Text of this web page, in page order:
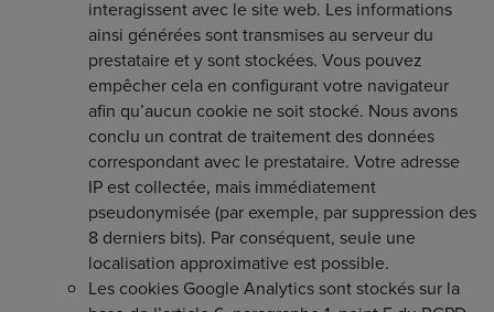
interagissent avec le site web. Les informations
ainsi générées sont transmises au serveur du
prestataire et y sont stockées. Vous pouvez
empêcher cela en configurant votre navigateur
afin qu’aucun cookie ne soit stocké. Nous avons
conclu un contrat de traitement des données
correspondant avec le prestataire. Votre adresse
IP est collectée, mais immédiatement
pseudonymisée (par exemple, par suppression des
8 derniers bits). Par conséquent, seule une
localisation approximative est possible.
Les cookies Google Analytics sont stockés sur la